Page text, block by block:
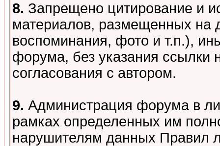
8. Запрещено цитирование и
материалов, размещенных на
воспоминания, фото и т.п.),
форума, без указания ссылки
согласования с автором.
9. Администрация форума в
рамках определенных им
нарушителям данных Правил